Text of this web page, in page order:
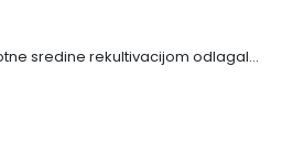
Zaštita životne sredine rekultivacijom odlagališta